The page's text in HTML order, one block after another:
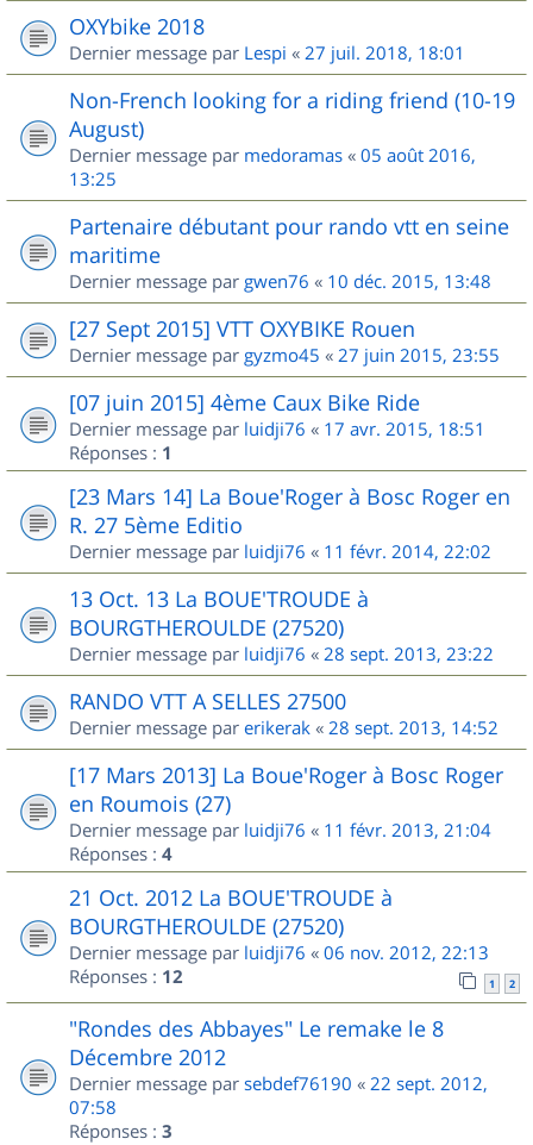
OXYbike 2018
Dernier message par Lespi « 27 juil. 2018, 18:01
Non-French looking for a riding friend (10-19
August)
Dernier message par medoramas « 05 août 2016,
13:25
Partenaire débutant pour rando vtt en seine
maritime
Dernier message par gwen76 « 10 déc. 2015, 13:48
[27 Sept 2015] VTT OXYBIKE Rouen
Dernier message par gyzmo45 « 27 juin 2015, 23:55
[07 juin 2015] 4ème Caux Bike Ride
Dernier message par luidji76 « 17 avr. 2015, 18:51
Réponses : 1
[23 Mars 14] La Boue'Roger à Bosc Roger en
R. 27 5ème Editio
Dernier message par luidji76 « 11 févr. 2014, 22:02
13 Oct. 13 La BOUE'TROUDE à
BOURGTHEROULDE (27520)
Dernier message par luidji76 « 28 sept. 2013, 23:22
RANDO VTT A SELLES 27500
Dernier message par erikerak « 28 sept. 2013, 14:52
[17 Mars 2013] La Boue'Roger à Bosc Roger
en Roumois (27)
Dernier message par luidji76 « 11 févr. 2013, 21:04
Réponses : 4
21 Oct. 2012 La BOUE'TROUDE à
BOURGTHEROULDE (27520)
Dernier message par luidji76 « 06 nov. 2012, 22:13
Réponses : 12 1 2
"Rondes des Abbayes" Le remake le 8
Décembre 2012
Dernier message par sebdef76190 « 22 sept. 2012,
07:58
Réponses : 3